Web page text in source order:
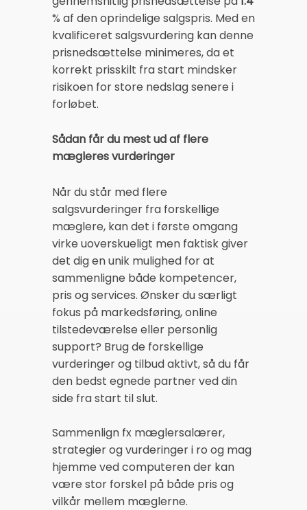
% af den oprindelige salgspris. Med en
kvalificeret salgsvurdering kan denne
prisnedsættelse minimeres, da et
korrekt prisskilt fra start mindsker
risikoen for store nedslag senere i
forløbet.
Sådan får du mest ud af flere
mægleres vurderinger
Når du står med flere
salgsvurderinger fra forskellige
mæglere, kan det i første omgang
virke uoverskueligt men faktisk giver
det dig en unik mulighed for at
sammenligne både kompetencer,
pris og services. Ønsker du særligt
fokus på markedsføring, online
tilstedeværelse eller personlig
support? Brug de forskellige
vurderinger og tilbud aktivt, så du får
den bedst egnede partner ved din
side fra start til slut.
Sammenlign fx mæglersalærer,
strategier og vurderinger i ro og mag
hjemme ved computeren der kan
være stor forskel på både pris og
vilkår mellem mæglerne.